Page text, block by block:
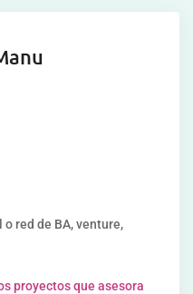
o red de BA, venture,
proyectos que asesora